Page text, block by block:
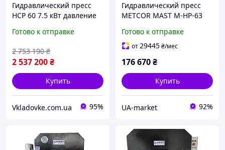
Гидравлический пресс
HCP 60 7.5 кВт давление
500×750 мм вес 4000 кг
Готово к отправке
2 537 200₴
2 753 190 ₴
Купить
Vkladovke.com.ua 95%
Гидравлический пресс
METCOR MAST M-HP-63
давление 63 т,
компактные размеры
Готово к отправке
от29445₴/мес
176 670₴
Купить
UA-market 92%